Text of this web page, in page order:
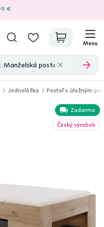
€
produktových recenzií
Menu
Jednolôžka Posteľ s úložným
Zadarmo
Český výrobok